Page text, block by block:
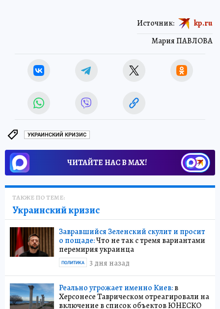
Мария ПАВЛОВА
Источник: kp.ru
УКРАИНСКИЙ КРИЗИС
ЧИТАЙТЕ НАС В МАХ!
ТАКЖЕ ПО ТЕМЕ:
Украинский кризис
Завравшийся Зеленский скулит и просит
о пощаде:Что не так с тремя вариантами
перемирия украинца
3 дня назад
ПОЛИТИКА
Реально угрожает именно Киев:в
Херсонесе Таврическом отреагировали на
включение в список объектов ЮНЕСКО